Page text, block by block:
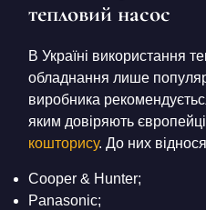
тепловий насос
В Україні використання
обладнання лише
виробника
яким довіряють
кошторису. До них
Cooper & Hunter;
Panasonic;